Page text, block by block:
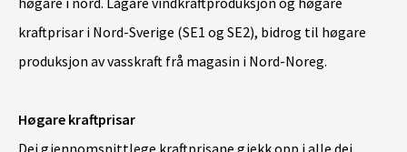
kraftprisar i Nord-Sverige (SE1 og SE2), bidrog til høgare
produksjon av vasskraft frå magasin i Nord-Noreg.
Høgare kraftprisar